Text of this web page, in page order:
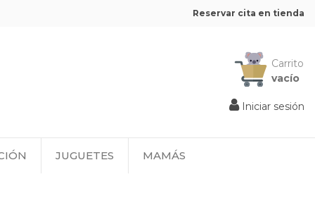
Reservar cita en tienda
Carrito
vacío
Iniciar sesión
JUGUETES MAMÁS